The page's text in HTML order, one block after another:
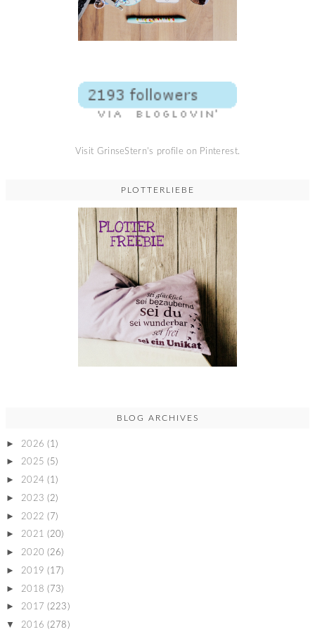
Visit GrinseStern's profile on Pinterest.
PLOTTERLIEBE
BLOG ARCHIVES
► 2026 (1)
► 2025 (5)
► 2024 (1)
► 2023 (2)
► 2022 (7)
► 2021 (20)
► 2020 (26)
► 2019 (17)
► 2018 (73)
► 2017 (223)
▼ 2016 (278)